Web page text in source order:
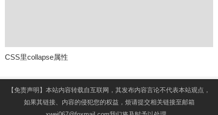
CSS里collapse属性
【免责声明】本站内容转载自互联网，其发布内容言论不代表本站观点，
如果其链接、内容的侵犯您的权益，烦请提交相关链接至邮箱